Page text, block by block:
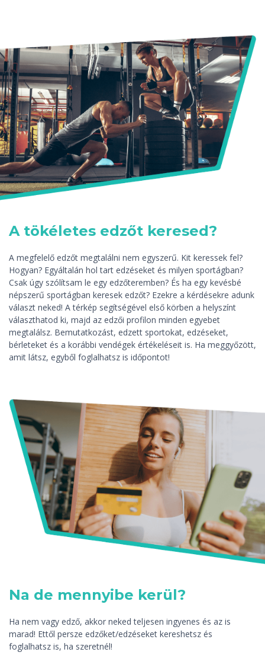
A tökéletes edzőt keresed?
A megfelelő edzőt megtalálni nem egyszerű. Kit keressek fel?
Hogyan? Egyáltalán hol tart edzéseket és milyen sportágban?
Csak úgy szólítsam le egy edzőteremben? És ha egy kevésbé
népszerű sportágban keresek edzőt? Ezekre a kérdésekre adunk
választ neked! A térkép segítségével első körben a helyszínt
választhatod ki, majd az edzői profilon minden egyebet
megtalálsz. Bemutatkozást, edzett sportokat, edzéseket,
bérleteket és a korábbi vendégek értékeléseit is. Ha meggyőzött,
amit látsz, egyből foglalhatsz is időpontot!
Na de mennyibe kerül?
Ha nem vagy edző, akkor neked teljesen ingyenes és az is
marad! Ettől persze edzőket/edzéseket kereshetsz és
foglalhatsz is, ha szeretnél!